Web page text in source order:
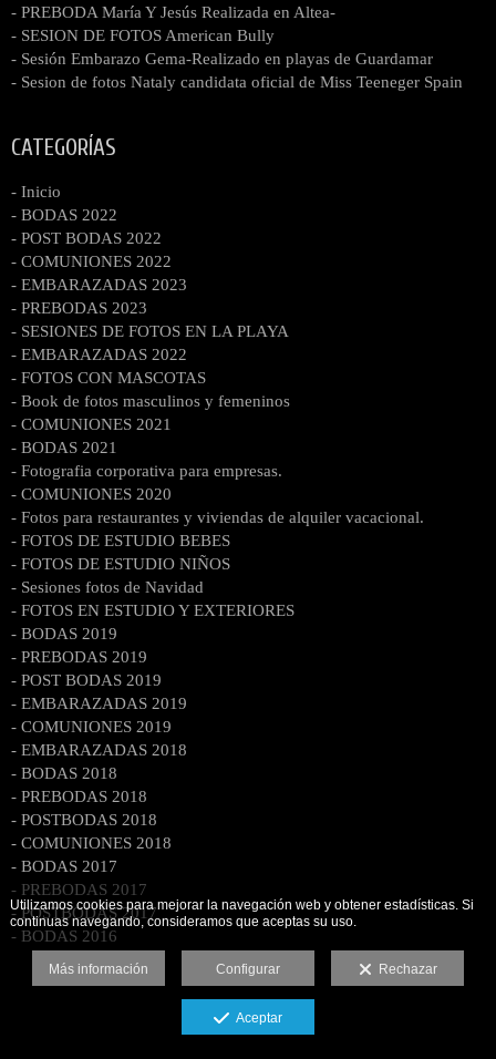
- PREBODA María Y Jesús Realizada en Altea-
- SESION DE FOTOS American Bully
- Sesión Embarazo Gema-Realizado en playas de Guardamar
- Sesion de fotos Nataly candidata oficial de Miss Teeneger Spain
CATEGORÍAS
- Inicio
- BODAS 2022
- POST BODAS 2022
- COMUNIONES 2022
- EMBARAZADAS 2023
- PREBODAS 2023
- SESIONES DE FOTOS EN LA PLAYA
- EMBARAZADAS 2022
- FOTOS CON MASCOTAS
- Book de fotos masculinos y femeninos
- COMUNIONES 2021
- BODAS 2021
- Fotografia corporativa para empresas.
- COMUNIONES 2020
- Fotos para restaurantes y viviendas de alquiler vacacional.
- FOTOS DE ESTUDIO BEBES
- FOTOS DE ESTUDIO NIÑOS
- Sesiones fotos de Navidad
- FOTOS EN ESTUDIO Y EXTERIORES
- BODAS 2019
- PREBODAS 2019
- POST BODAS 2019
- EMBARAZADAS 2019
- COMUNIONES 2019
- EMBARAZADAS 2018
- BODAS 2018
- PREBODAS 2018
- POSTBODAS 2018
- COMUNIONES 2018
- BODAS 2017
- PREBODAS 2017
- POSTBODAS 2017
- BODAS 2016
Utilizamos cookies para mejorar la navegación web y obtener estadísticas. Si
continuas navegando, consideramos que aceptas su uso.
Más información Configurar Rechazar
Aceptar